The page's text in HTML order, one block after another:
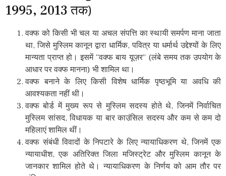
1995, 2013 तक)
वक्फ को किसी भी चल या अचल संपत्ति का स्थायी समर्पण माना जाता
था, जिसे मुस्लिम कानून द्वारा धार्मिक, पवित्र या धर्मार्थ उद्देश्यों के लिए
मान्यता प्राप्त हो। इसमें “वक्फ बाय यूज़र” (लंबे समय तक उपयोग के
आधार पर वक्फ मानना) भी शामिल था।
वक्फ बनाने के लिए किसी विशेष धार्मिक पृष्ठभूमि या अवधि की
आवश्यकता नहीं थी।
वक्फ बोर्ड में मुख्य रूप से मुस्लिम सदस्य होते थे, जिनमें निर्वाचित
मुस्लिम सांसद, विधायक या बार काउंसिल सदस्य और कम से कम दो
महिलाएं शामिल थीं।
वक्फ संबंधी विवादों के निपटारे के लिए न्यायाधिकरण थे, जिनमें एक
न्यायाधीश, एक अतिरिक्त जिला मजिस्ट्रेट और मुस्लिम कानून के
जानकार शामिल होते थे। न्यायाधिकरण के निर्णय को आम तौर पर